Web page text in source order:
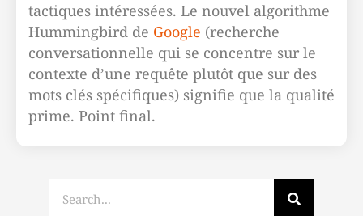
tactiques intéressées. Le nouvel algorithme
Hummingbird de Google (recherche
conversationnelle qui se concentre sur le
contexte d’une requête plutôt que sur des
mots clés spécifiques) signifie que la qualité
prime. Point final.